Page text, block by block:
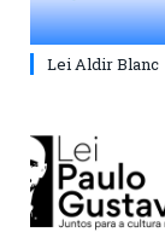
Lei Aldir Blanc